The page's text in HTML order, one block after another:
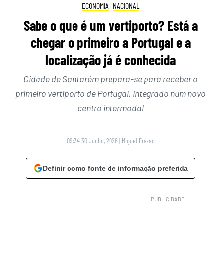
ECONOMIA , NACIONAL
Sabe o que é um vertiporto? Está a
chegar o primeiro a Portugal e a
localização já é conhecida
Cidade de Santarém prepara-se para receber o
primeiro vertiporto de Portugal, integrado num novo
centro intermodal
09:34 30 Junho, 2026 | Miguel Frazão
Definir como fonte de informação preferida